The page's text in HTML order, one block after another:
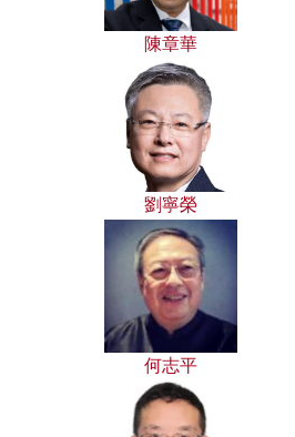
陳章華
劉寧榮
何志平